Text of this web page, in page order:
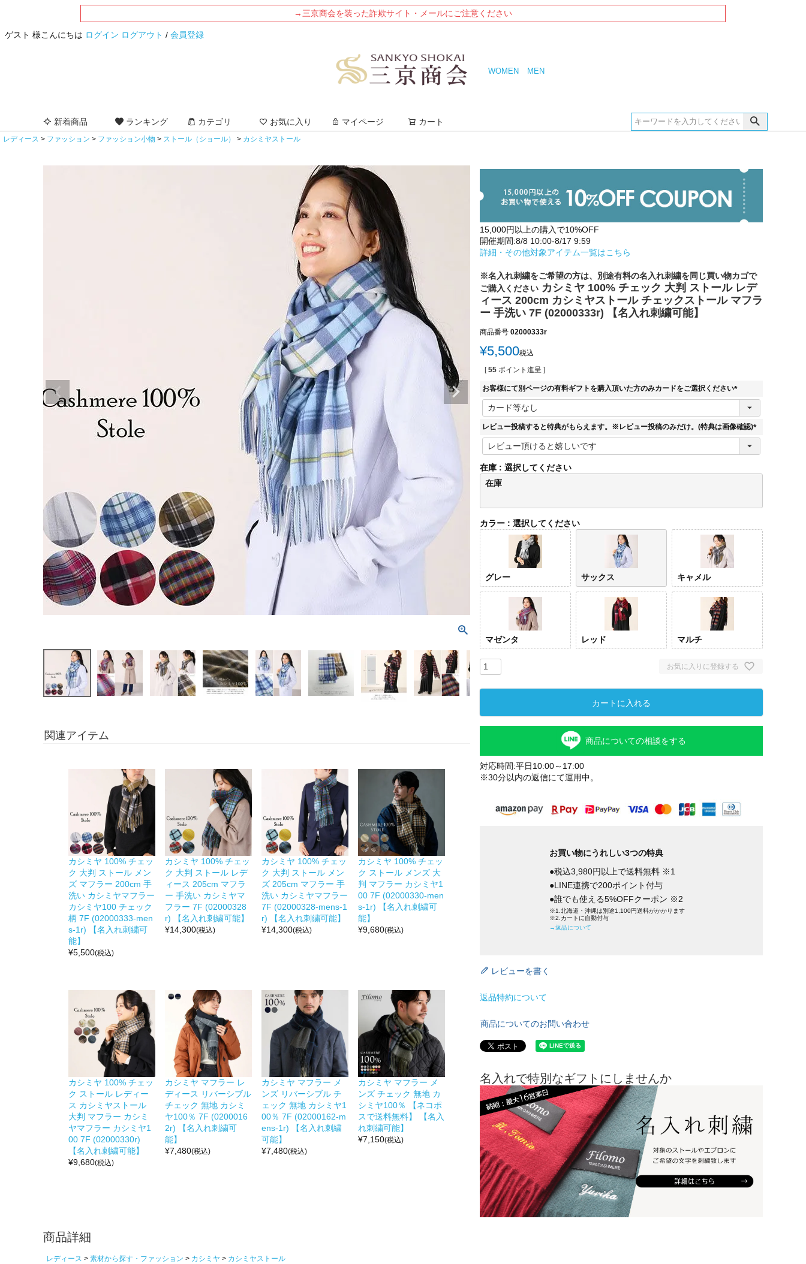
→三京商会を装った詐欺サイト・メールにご注意ください
ゲスト 様こんにちは ログイン ログアウト / 会員登録
WOMEN MEN
新着商品 ランキング カテゴリ お気に入り マイページ カート
レディース ファッション ファッション小物 ストール（ショール） カシミヤストール
関連アイテム
カシミヤ 100% チェッ
ク 大判 ストール メン
ズ マフラー 200cm 手
洗い カシミヤマフラー
カシミヤ100 チェック
柄 7F (02000333-men
s-1r) 【名入れ刺繍可
能】
¥5,500(税込)
カシミヤ 100% チェッ
ク 大判 ストール レデ
ィース 205cm マフラ
ー 手洗い カシミヤマ
フラー 7F (02000328
r) 【名入れ刺繍可能】
¥14,300(税込)
カシミヤ 100% チェッ
ク 大判 ストール メン
ズ 205cm マフラー 手
洗い カシミヤマフラー
7F (02000328-mens-1
r) 【名入れ刺繍可能】
¥14,300(税込)
カシミヤ 100% チェッ
ク ストール メンズ 大
判 マフラー カシミヤ1
00 7F (02000330-men
s-1r) 【名入れ刺繍可
能】
¥9,680(税込)
カシミヤ 100% チェッ
ク ストール レディー
ス カシミヤストール
大判 マフラー カシミ
ヤマフラー カシミヤ1
00 7F (02000330r)
【名入れ刺繍可能】
¥9,680(税込)
カシミヤ マフラー レ
ディース リバーシブル
チェック 無地 カシミ
ヤ100％ 7F (0200016
2r) 【名入れ刺繍可
能】
¥7,480(税込)
カシミヤ マフラー メ
ンズ リバーシブル チ
ェック 無地 カシミヤ1
00％ 7F (02000162-m
ens-1r) 【名入れ刺繍
可能】
¥7,480(税込)
カシミヤ マフラー メ
ンズ チェック 無地 カ
シミヤ100％ 【ネコポ
スで送料無料】 【名入
れ刺繍可能】
¥7,150(税込)
商品詳細
レディース 素材から探す・ファッション カシミヤ
カシミヤストール
15,000円以上の購入で10%OFF
開催期間:8/8 10:00-8/17 9:59
詳細・その他対象アイテム一覧はこちら
※名入れ刺繍をご希望の方は、別途有料の名入れ刺繍を同じ買い物カゴで
ご購入ください カシミヤ 100% チェック 大判 ストール レデ
ィース 200cm カシミヤストール チェックストール マフラ
ー 手洗い 7F (02000333r) 【名入れ刺繍可能】
商品番号 02000333r
¥5,500税込
[ 55 ポイント進呈 ]
お客様にて別ページの有料ギフトを購入頂いた方のみカードをご選択ください
(
須
レビュー投稿すると特典がもらえます。※レビュー投稿のみだけ。(特典は画像確認)
(
)
在庫
選択してください
在庫
カラー 選択してください
グレー サックス キャメル
マゼンタ レッド マルチ
お気に入りに登録する
カートに入れる
商品についての相談をする
対応時間:平日10:00～17:00
※30分以内の返信にて運用中。
お買い物にうれしい3つの特典
●税込3,980円以上で送料無料 ※1
●LINE連携で200ポイント付与
●誰でも使える5%OFFクーポン ※2
※1.北海道・沖縄は別途1,100円送料がかかります
※2.カートに自動付与
→返品について
レビューを書く
返品特約について
商品についてのお問い合わせ
名入れで特別なギフトにしませんか